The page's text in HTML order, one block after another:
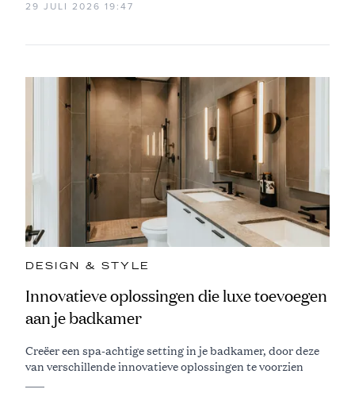
29 JULI 2026 19:47
DESIGN & STYLE
Innovatieve oplossingen die luxe toevoegen
aan je badkamer
Creëer een spa-achtige setting in je badkamer, door deze
van verschillende innovatieve oplossingen te voorzien